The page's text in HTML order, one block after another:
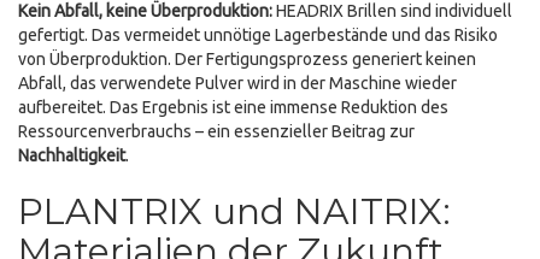
Kein Abfall, keine Überproduktion:HEADRIX Brillen sind individuell
gefertigt. Das vermeidet unnötige Lagerbestände und das Risiko
von Überproduktion. Der Fertigungsprozess generiert keinen
Abfall, das verwendete Pulver wird in der Maschine wieder
aufbereitet. Das Ergebnis ist eine immense Reduktion des
Ressourcenverbrauchs – ein essenzieller Beitrag zur
Nachhaltigkeit.
PLANTRIX und NAITRIX: